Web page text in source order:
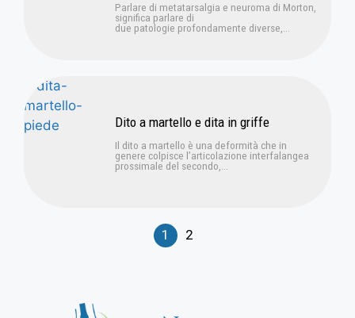
Parlare di metatarsalgia e neuroma di Morton,
significa parlare di
due patologie profondamente diverse,...
Dito a martello e dita in griffe
Il dito a martello è una deformità che in
genere colpisce l’articolazione interfalangea
prossimale del secondo,...
1 2